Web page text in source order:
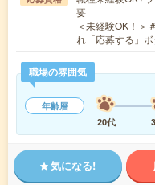
要
＜未経験OK！＞
れ「応募する」
職場の雰囲気
年齢層
20代
気になる!